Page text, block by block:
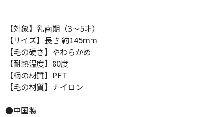
【対象】乳歯期（3～5才）
【サイズ】長さ 約145mm
【毛の硬さ】やわらかめ
【耐熱温度】80度
【柄の材質】PET
【毛の材質】ナイロン
●中国製